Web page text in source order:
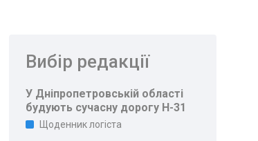
Вибір редакції
У Дніпропетровській області
будують сучасну дорогу Н-31
Щоденник логіста